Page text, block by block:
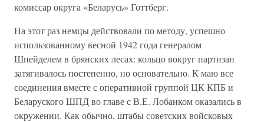
комиссар округа «Беларусь» Готтберг.
На этот раз немцы действовали по методу, успешно
использованному весной 1942 года генералом
Шпейделем в брянских лесах: кольцо вокруг партизан
затягивалось постепенно, но основательно. К маю все
соединения вместе с оперативной группой ЦК КПБ и
Беларуского ШПД во главе с В.Е. Лобанком оказались в
окружении. Как обычно, штабы советских войсковых